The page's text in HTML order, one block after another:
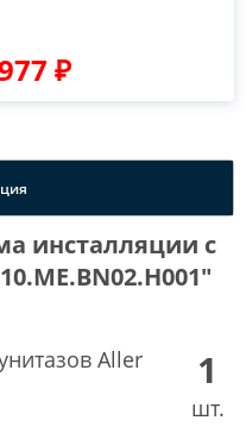
₽
инсталляции с
Aller
1
шт.